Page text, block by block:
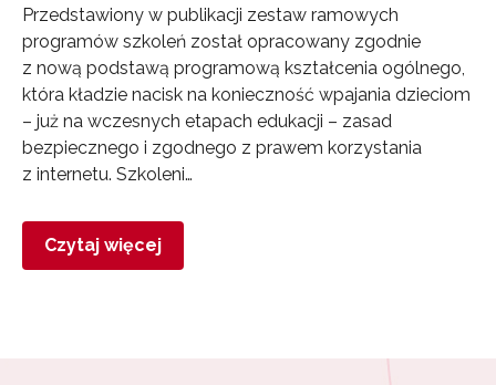
Przedstawiony w publikacji zestaw ramowych
programów szkoleń został opracowany zgodnie
z nową podstawą programową kształcenia ogólnego,
która kładzie nacisk na konieczność wpajania dzieciom
– już na wczesnych etapach edukacji – zasad
bezpiecznego i zgodnego z prawem korzystania
z internetu. Szkoleni…
Czytaj więcej